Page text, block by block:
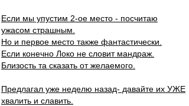
Если мы упустим 2-ое место - посчитаю
ужасом страшным.
Но и первое место также фантастически.
Если конечно Локо не словит мандраж.
Близость та сказать от желаемого.
Предлагал уже неделю назад- давайте их УЖЕ
хвалить и славить.